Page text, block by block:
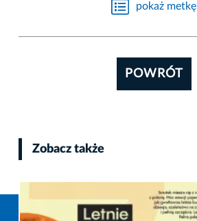
pokaż metkę
POWRÓT
Zobacz także